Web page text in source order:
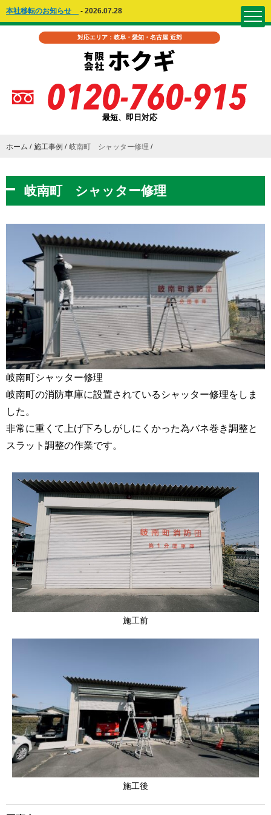
本社移転のお知らせ - 2026.07.28
対応エリア：岐阜・愛知・名古屋 近郊
最短、即日対応
ホーム 施工事例 岐南町 シャッター修理
岐南町 シャッター修理
岐南町シャッター修理
岐南町の消防車庫に設置されているシャッター修理をしま
した。
非常に重くて上げ下ろしがしにくかった為バネ巻き調整と
スラット調整の作業です。
施工前
施工後